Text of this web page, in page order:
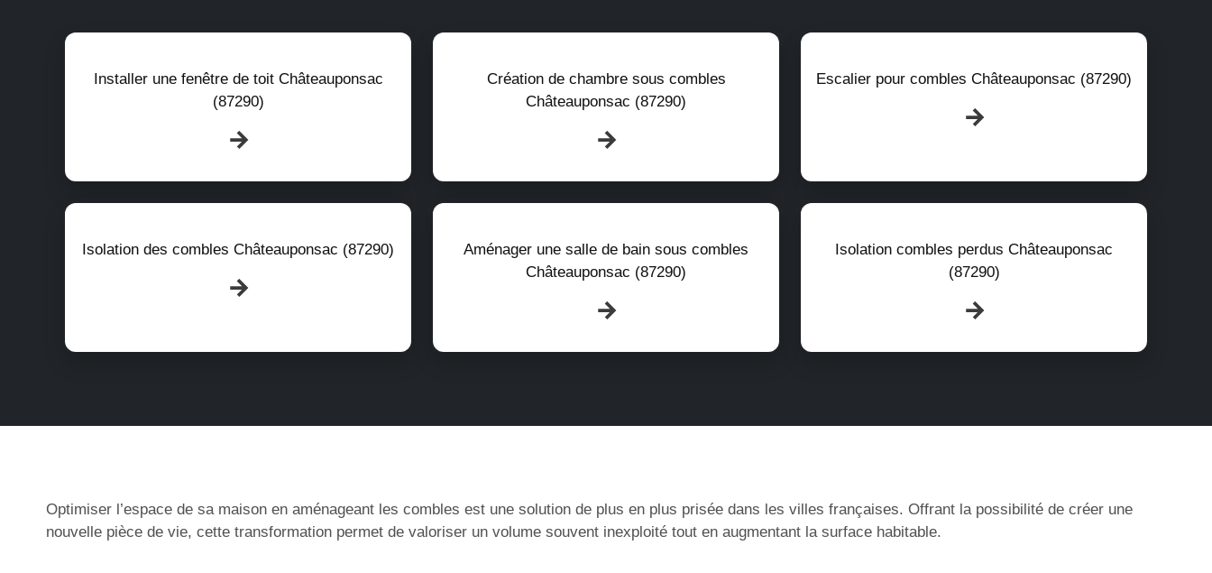
Installer une fenêtre de toit Châteauponsac
(87290)
Création de chambre sous combles
Châteauponsac (87290)
Escalier pour combles Châteauponsac (87290)
Isolation des combles Châteauponsac (87290)
Aménager une salle de bain sous combles
Châteauponsac (87290)
Isolation combles perdus Châteauponsac
(87290)
Optimiser l’espace de sa maison en aménageant les combles est une solution de plus en plus prisée dans les villes françaises. Offrant la possibilité de créer une
nouvelle pièce de vie, cette transformation permet de valoriser un volume souvent inexploité tout en augmentant la surface habitable.